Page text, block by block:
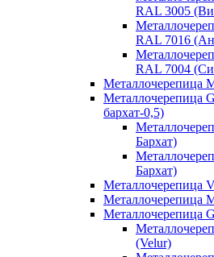
RAL 3005
RAL 7016
RAL 7004
Металлочерепица
Металлочерепица
бархат-0,5)
Бархат)
Бархат)
Металлочерепица
Металлочерепица
Металлочерепица
(Velur)